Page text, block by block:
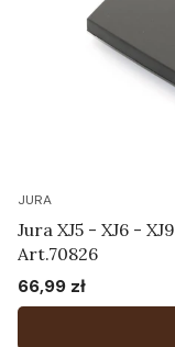
JURA
Jura XJ5 - XJ6 -
Art.70826
Cena
66,99 zł